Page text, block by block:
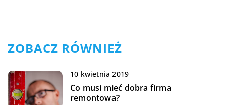
ZOBACZ RÓWNIEŻ
10 kwietnia 2019
Co musi mieć dobra firma
remontowa?